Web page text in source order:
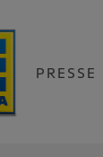
PRESSE